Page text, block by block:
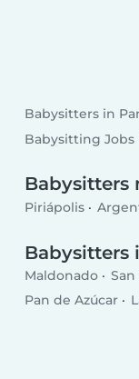
Babysitters in
Babysitting Jobs
Babysitters
Piriápolis
Babysitters
Maldonado San
Pan de Azúcar